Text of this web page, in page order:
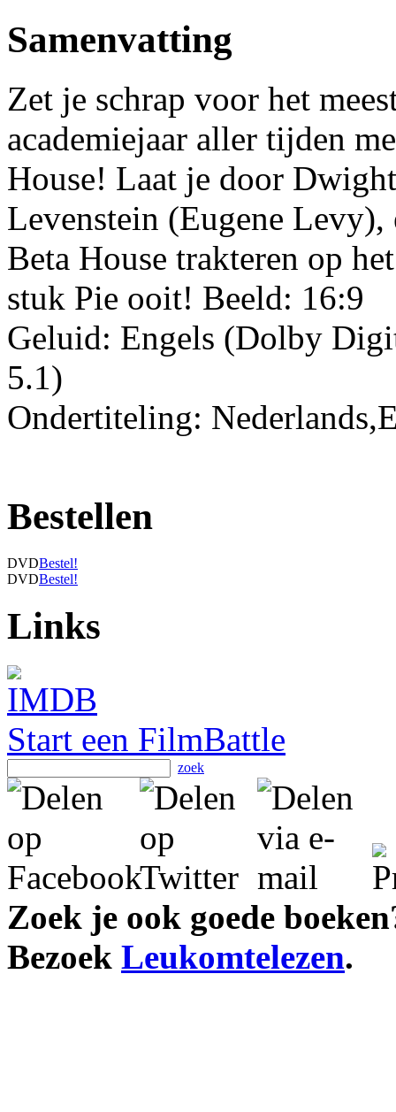
Samenvatting
Zet je schrap voor het
academiejaar aller tijden
House! Laat je door
Levenstein (Eugene Levy),
Beta House trakteren op
stuk Pie ooit! Beeld: 16:9
Geluid: Engels (Dolby
5.1)
Ondertiteling:
Bestellen
DVDBestel!
DVDBestel!
Links
Start een FilmBattle
zoek
Zoek je ook goede
Bezoek Leukomtelezen.